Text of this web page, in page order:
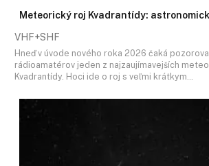
Meteorický roj Kvadrantídy:
VHF+SHF
Hneď v úvode nového roka 2026 čaká
rádioamatérov jeden z najzaujímavejších
Kvadrantídy. Hoci ide o roj s veľmi krátkym…